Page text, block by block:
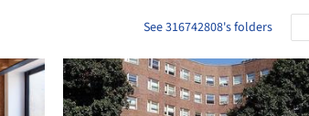
See 316742808's folders